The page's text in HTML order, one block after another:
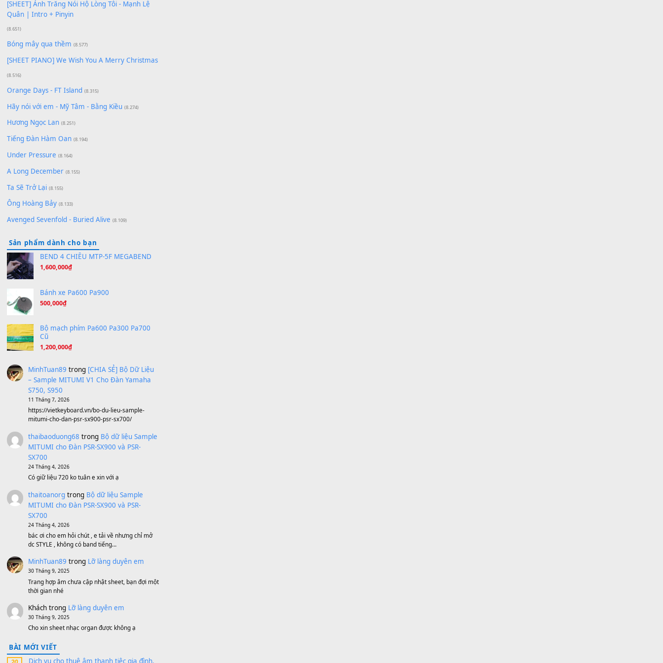
Giá Như - Soobin Hoàng Sơn
Có Em Đời Bỗng Vui
Cơn Mơ Băng Giá (9.103)
Chờ một tiếng yêu (8.991)
Qí shí bù xiǎng zǒu - 其实不想走
(8.929)
[SHEET] Ánh Trăng Nói Hộ Lòng Tôi - Mạnh Lệ
Quân | Intro + Pinyin
(8.651)
Bóng mây qua thềm
[SHEET PIANO] We Wish You A Merry Christmas
(8.516)
Orange Days - FT Island (8.315)
Hãy nói với em - Mỹ Tâm - Bằng Kiều
Hương Ngọc Lan (8.251)
Tiếng Đàn Hàm Oan
Under Pressure (8.164)
A Long December
Ta Sẽ Trở Lại (8.155)
Ông Hoàng Bảy (8.133)
Avenged Sevenfold - Buried Alive (8.109)
Sản phẩm dành cho bạn
BEND 4 CHIỀU MTP-5F MEGABEND
1,600,000₫
Bánh xe Pa600 Pa900
500,000
Cũ
1,200,000₫
MinhTuan89trong [CHIA SẺ] Bộ Dữ Liệu
– Sample MITUMI V1 Cho Đàn Yamaha
S750, S950
11 Tháng 7, 2026
https://vietkeyboard.vn/bo-du-lieu-sample-
mitumi-cho-dan-psr-sx900-psr-sx700/
thaibaoduong68trong Bộ dữ liệu Sample
MITUMI cho Đàn PSR-SX900 và PSR-
SX700
24 Tháng 4, 2026
Có giữ liệu 720 ko tuân e xin với ạ